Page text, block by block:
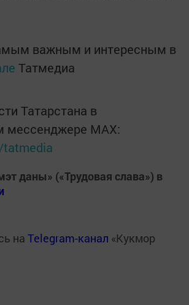
важным и интересным в
Татмедиа
Татарстана в
мессенджере MАХ:
даны» («Трудовая слава») в
на Telegram-канал «Кукмор